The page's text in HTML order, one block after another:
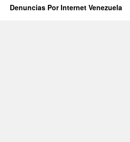
Denuncias Por Internet Venezuela